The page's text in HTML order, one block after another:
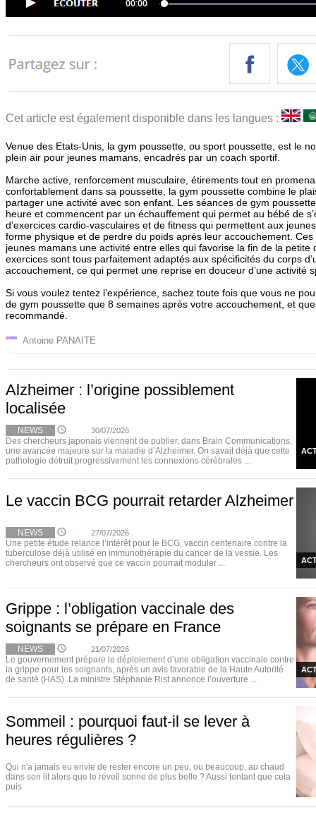
Cet article est également disponible dans les langues :
Venue des Etats-Unis, la gym poussette, ou sport poussette, est le
plein air pour jeunes mamans, encadrés par un coach sportif.
Marche active, renforcement musculaire, étirements tout en
confortablement dans sa poussette, la gym poussette combine le
partager une activité avec son enfant. Les séances de gym
heure et commencent par un échauffement qui permet au bébé de
d’exercices cardio-vasculaires et de fitness qui permettent aux
forme physique et de perdre du poids après leur accouchement.
jeunes mamans une activité entre elles qui favorise la fin de la petite
exercices sont tous parfaitement adaptés aux spécificités du corps
accouchement, ce qui permet une reprise en douceur d’une activité
Si vous voulez tentez l’expérience, sachez toute fois que vous ne
de gym poussette que 8 semaines après votre accouchement, et que
recommandé.
Antoine PANAITE
Alzheimer : l’origine possiblement
localisée
NEWS 30/07/2026
Des chercheurs japonais viennent de publier, dans Brain Communications,
une avancée majeure sur la maladie d’Alzheimer. On savait déjà que cette
pathologie détruit progressivement les connexions cérébrales ...
Le vaccin BCG pourrait retarder Alzheimer
NEWS 27/07/2026
Une petite étude relance l’intérêt pour le BCG, vaccin centenaire contre la
tuberculose déjà utilisé en immunothérapie du cancer de la vessie. Les
chercheurs ont observé que ce vaccin pourrait moduler ...
Grippe : l’obligation vaccinale des
soignants se prépare en France
NEWS 21/07/2026
Le gouvernement prépare le déploiement d’une obligation vaccinale contre
la grippe pour les soignants, après un avis favorable de la Haute Autorité
de santé (HAS). La ministre Stéphanie Rist annonce l’ouverture ...
Sommeil : pourquoi faut-il se lever à
heures régulières ?
Qui n'a jamais eu envie de rester encore un peu, ou beaucoup, au chaud
dans son lit alors que le réveil sonne de plus belle ? Aussi tentant que cela
puis